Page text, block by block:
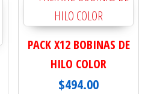
PACK X12 BOBINAS DE
HILO COLOR
$494.00